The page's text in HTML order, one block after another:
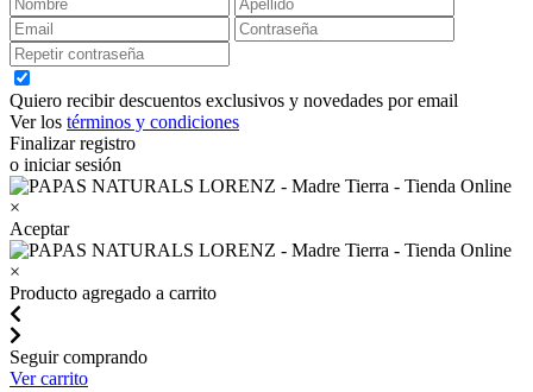
Quiero recibir descuentos exclusivos y novedades por email
Ver los términos y condiciones
Finalizar registro
o iniciar sesión
×
Aceptar
×
Producto agregado a carrito
Seguir comprando
Ver carrito